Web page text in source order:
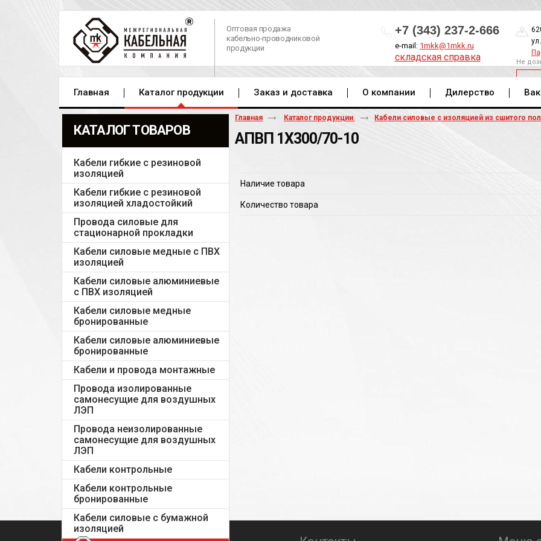
Оптовая продажа
кабельно-проводниковой
продукции
+7 (343) 237-2-666
e-mail: 1mkk@1mkk.ru
складская справка Не
Главная Каталог продукции Заказ и доставка О компании Дилерство
КАТАЛОГ ТОВАРОВ
Кабели гибкие с резиновой
изоляцией
Кабели гибкие с резиновой
изоляцией хладостойкий
Провода силовые для
стационарной прокладки
Кабели силовые медные с ПВХ
изоляцией
Кабели силовые алюминиевые
с ПВХ изоляцией
Кабели силовые медные
бронированные
Кабели силовые алюминиевые
бронированные
Кабели и провода монтажные
Провода изолированные
самонесущие для воздушных
ЛЭП
Провода неизолированные
самонесущие для воздушных
ЛЭП
Кабели контрольные
Кабели контрольные
бронированные
Кабели силовые с бумажной
изоляцией
Главная Каталог продукции Кабели силовые с изоляцией из сшитого
АПВП 1Х300/70-10
Наличие товара
Количество товара